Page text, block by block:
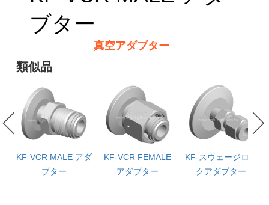
ブター
真空アダブター
類似品
KF-VCR MALE アダ
ブター
KF-VCR FEMALE
アダブター
KF-スウェージロッ
クアダプター